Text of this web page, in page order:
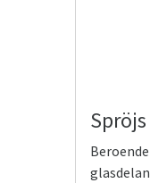
Spröjs